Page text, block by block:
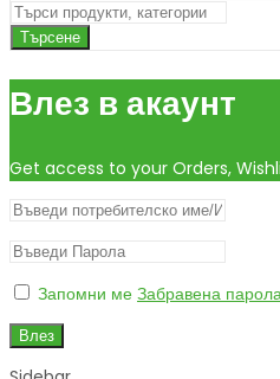
Търсене
Влез в акаунт
Get access to your Orders,
Запомни ме Забравена
Влез